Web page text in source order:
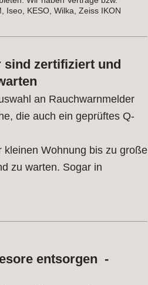
Iseo, KESO, Wilka, Zeiss IKON
sind zertifiziert und
an Rauchwarnmelder
die auch ein geprüftes Q-
Wohnung bis zu große
zu warten. Sogar in
entsorgen -